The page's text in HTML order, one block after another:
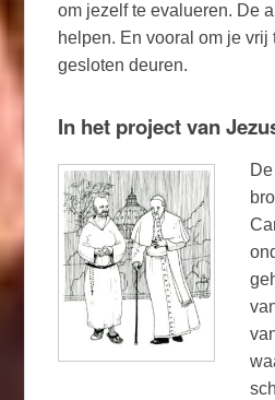
om jezelf te evalueren. De
helpen. En vooral om je vrij
gesloten deuren.
In het project van